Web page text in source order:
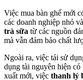
Việc mua bàn ghế mới
các doanh nghiệp nhỏ
trà sữa từ các nguồn
mà vẫn đảm bảo chất
Ngoài ra, việc tái sử
dụng tài nguyên hiện
xuất mới, việc thanh lý